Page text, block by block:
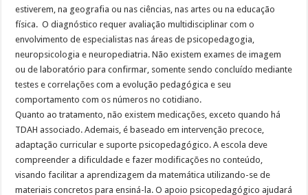
estiverem, na geografia ou nas ciências, nas artes ou na educação
física. O diagnóstico requer avaliação multidisciplinar com o
envolvimento de especialistas nas áreas de psicopedagogia,
neuropsicologia e neuropediatria. Não existem exames de imagem
ou de laboratório para confirmar, somente sendo concluído mediante
testes e correlações com a evolução pedagógica e seu
comportamento com os números no cotidiano.
Quanto ao tratamento, não existem medicações, exceto quando há
TDAH associado. Ademais, é baseado em intervenção precoce,
adaptação curricular e suporte psicopedagógico. A escola deve
compreender a dificuldade e fazer modificações no conteúdo,
visando facilitar a aprendizagem da matemática utilizando-se de
materiais concretos para ensiná-la. O apoio psicopedagógico ajudará